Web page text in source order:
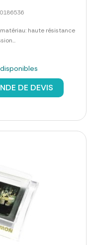
haute résistance
DE DEVIS